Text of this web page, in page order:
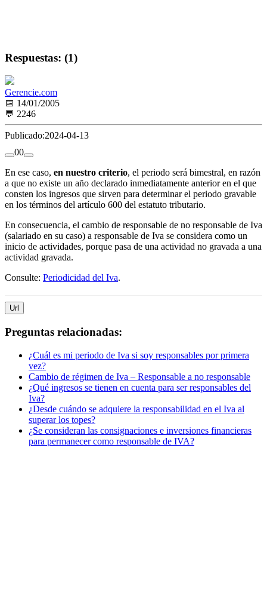
Respuestas: (1)
Gerencie.com
📅 14/01/2005
💬 2246
Publicado:2024-04-13
00
En ese caso, en nuestro criterio, el periodo será bimestral, en razón
a que no existe un año declarado inmediatamente anterior en el que
consten los ingresos que sirven para determinar el periodo gravable
en los términos del artículo 600 del estatuto tributario.
En consecuencia, el cambio de responsable de no responsable de Iva
(salariado en su caso) a responsable de Iva se considera como un
inicio de actividades, porque pasa de una actividad no gravada a una
actividad gravada.
Consulte: Periodicidad del Iva.
Url
Preguntas relacionadas:
¿Cuál es mi periodo de Iva si soy responsables por primera
vez?
Cambio de régimen de Iva – Responsable a no responsable
¿Qué ingresos se tienen en cuenta para ser responsables del
Iva?
¿Desde cuándo se adquiere la responsabilidad en el Iva al
superar los topes?
¿Se consideran las consignaciones e inversiones financieras
para permanecer como responsable de IVA?